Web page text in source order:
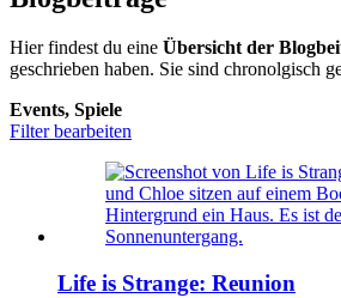
Hier findest du eine Übersicht der
geschrieben haben. Sie sind chronolgisch
Events, Spiele
Filter bearbeiten
Life is Strange: Reunion